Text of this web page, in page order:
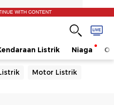
WITH CONTENT
Listrik Niaga
Motor Listrik